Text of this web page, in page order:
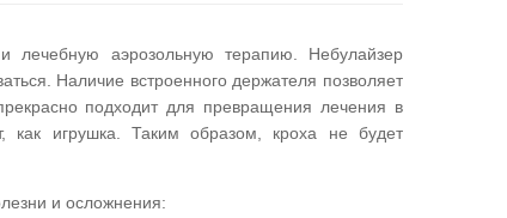
аэрозольную терапию. Небулайзер
Наличие встроенного держателя позволяет
подходит для превращения лечения в
как игрушка. Таким образом, кроха не будет
и осложнения: